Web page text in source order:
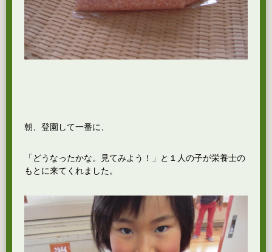
朝、登園して一番に、
「どうなったかな。見てみよう！」と１人の子が栄養士の
もとに来てくれました。